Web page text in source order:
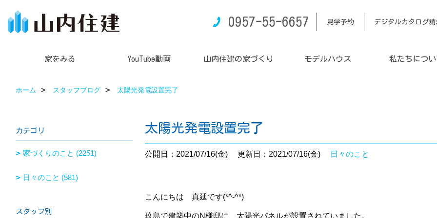
0957-55-6657 見学予約 デジタルカタログ請
家をみる YouTube動画 山内住建の家づくり モデルハウス 私たちにつ
ホーム スタッフブログ 太陽光発電設置完了
太陽光発電設置完了
公開日：2021/07/16(金) 更新日：2021/07/16(金) 日々のこと
こんにちは 真延です(*^-^*)
玖島で建築中のN様邸に、太陽光パネルが設置されていました。
カテゴリ
家づくりのこと (2251)
日々のこと (581)
スタッフ別